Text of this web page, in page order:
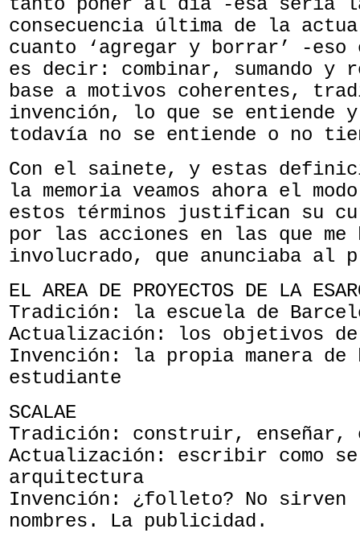
tanto poner al día -esa sería
consecuencia última de la
cuanto ‘agregar y borrar’ -
es decir: combinar, sumando y
base a motivos coherentes,
invención, lo que se entiende
todavía no se entiende o no
Con el sainete, y estas
la memoria veamos ahora el
estos términos justifican su
por las acciones en las que
involucrado, que anunciaba al
EL AREA DE PROYECTOS DE LA
Tradición: la escuela de
Actualización: los objetivos
Invención: la propia manera de
estudiante
SCALAE
Tradición: construir,
Actualización: escribir como
arquitectura
Invención: ¿folleto? No sirven
nombres. La publicidad.